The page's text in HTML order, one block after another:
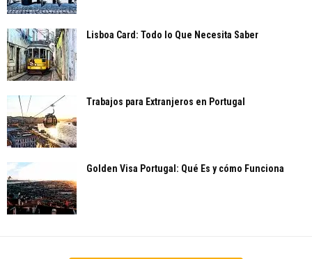
Lisboa Card: Todo lo Que Necesita Saber
Trabajos para Extranjeros en Portugal
Golden Visa Portugal: Qué Es y cómo Funciona